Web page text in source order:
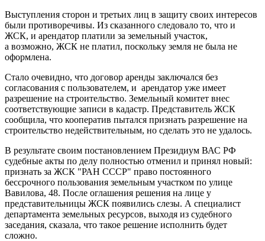
Выступления сторон и третьих лиц в защиту своих интересов
были противоречивы. Из сказанного следовало то, что и
ЖСК, и арендатор платили за земельный участок,
а возможно, ЖСК не платил, поскольку земля не была не
оформлена.
Стало очевидно, что договор аренды заключался без
согласования с пользователем, и арендатор уже имеет
разрешение на строительство. Земельный комитет внес
соответствующие записи в кадастр. Представитель ЖСК
сообщила, что кооператив пытался признать разрешение на
строительство недействительным, но сделать это не удалось.
В результате своим постановлением Президиум ВАС РФ
судебные акты по делу полностью отменил и принял новый:
признать за ЖСК "РАН СССР" право постоянного
бессрочного пользования земельным участком по улице
Вавилова, 48. После оглашения решения на лице у
представительницы ЖСК появились слезы. А специалист
департамента земельных ресурсов, выходя из судебного
заседания, сказала, что такое решение исполнить будет
сложно.